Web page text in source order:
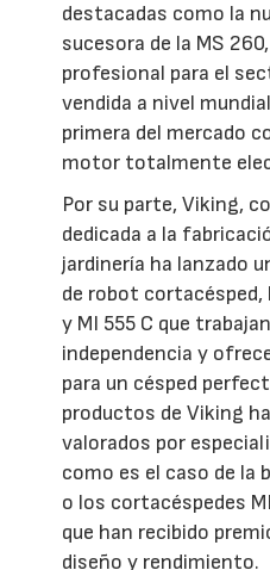
destacadas como la
sucesora de la MS
profesional para el
vendida a nivel
primera del mercado
motor totalmente
Por su parte, Viking,
dedicada a la
jardinería ha lanzado
de robot cortacésped,
y MI 555 C que
independencia y
para un césped
productos de Viking
valorados por
como es el caso de la
o los cortacéspedes
que han recibido
diseño y rendimiento.